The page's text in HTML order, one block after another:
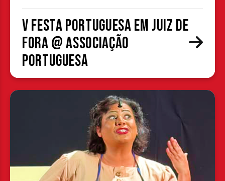
V Festa Portuguesa em Juiz de
Fora @ Associação
Portuguesa